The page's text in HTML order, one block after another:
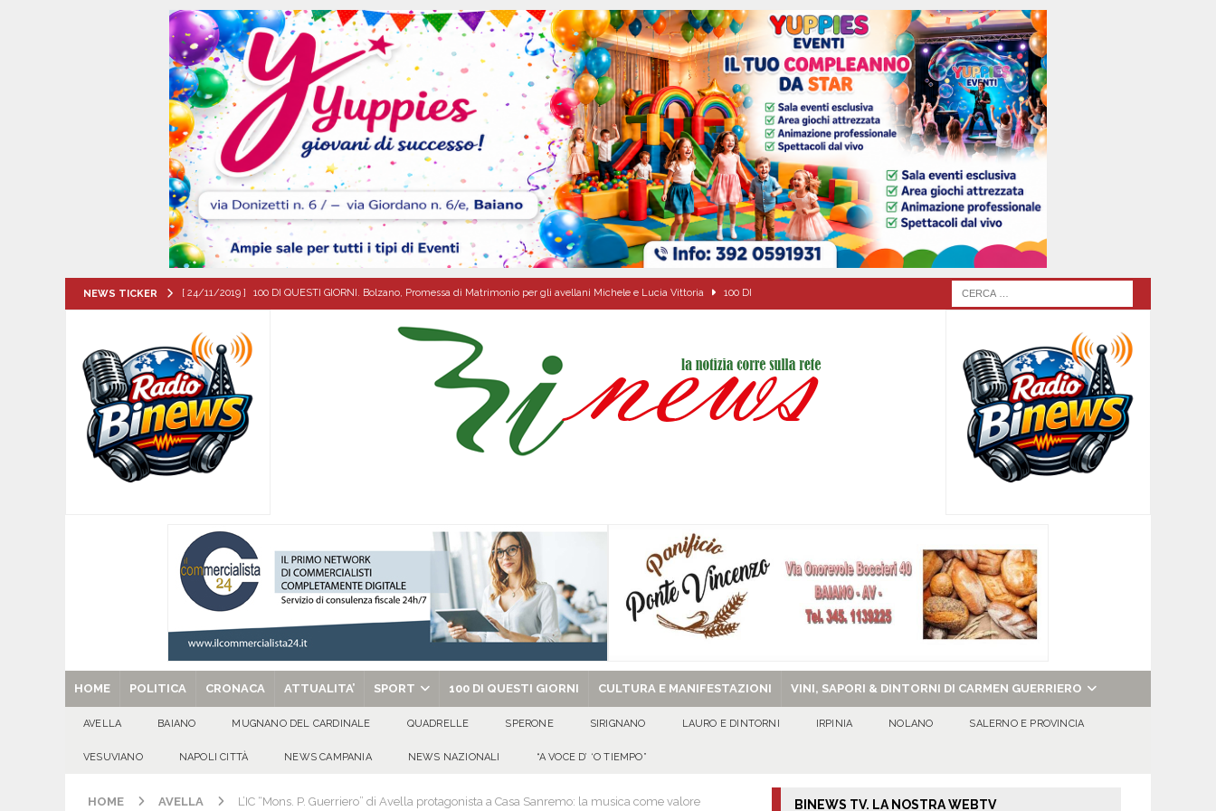
NEWS TICKER [ 24/11/2019 ] 100 DI QUESTI GIORNI. Bolzano, Promessa di Matrimonio per gli avellani Michele e Lucia Vittoria 100 DI
[ 08/08/2026 ] Avella: lutto per la scomparsa di Antonio Napolitano AVELLA
[ 08/08/2026 ] Nola. Controlli dei carabinieri alle agenzie funebri. Due attività chiuse e tre persone denunciate CRONACA
[ 08/08/2026 ] Mercogliano, “ConversAzioni di Pace”: alla Villa Comunale un pomeriggio tra dialogo, poesia e condivisione
CULTURA E MANIFESTAZIONI
[ 08/08/2026 ]
[ 29/08/2025 ] SANT’Oggi. Venerdì 29 agosto la chiesa celebra il Martirio di san Giovanni Battista e santa Sabina
HOME POLITICA CRONACA ATTUALITA’ SPORT 100 DI QUESTI GIORNI CULTURA E MANIFESTAZIONI VINI, SAPORI & DINTORNI DI CARMEN GUERRIERO
AVELLA BAIANO MUGNANO DEL CARDINALE QUADRELLE SPERONE SIRIGNANO LAURO E DINTORNI IRPINIA NOLANO SALERNO E PROVINCIA
VESUVIANO NAPOLI CITTÀ NEWS CAMPANIA NEWS NAZIONALI “A VOCE D’ ‘O TIEMPO”
HOME AVELLA L’IC “Mons. P. Guerriero” di Avella protagonista a Casa Sanremo: la musica come valore BINEWS TV. LA NOSTRA WEBTV